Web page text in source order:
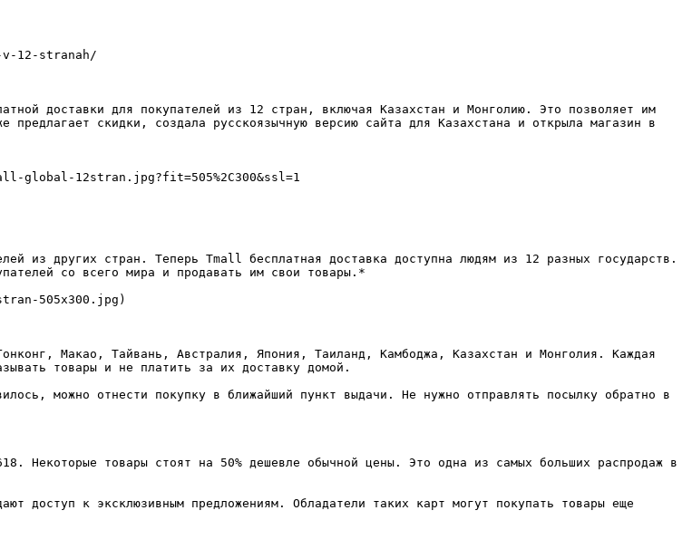
12-stranah/
доставки для покупателей из 12 стран, включая Казахстан и Монголию. Это позволяет им
предлагает скидки, создала русскоязычную версию сайта для Казахстана и открыла магазин в
global-12stran.jpg?fit=505%2C300&ssl=1
из других стран. Теперь Tmall бесплатная доставка доступна людям из 12 разных государств.
со всего мира и продавать им свои товары.*
505x300.jpg)
Макао, Тайвань, Австралия, Япония, Таиланд, Камбоджа, Казахстан и Монголия. Каждая
товары и не платить за их доставку домой.
можно отнести покупку в ближайший пункт выдачи. Не нужно отправлять посылку обратно в
Некоторые товары стоят на 50% дешевле обычной цены. Это одна из самых больших распродаж в
доступ к эксклюзивным предложениям. Обладатели таких карт могут покупать товары еще